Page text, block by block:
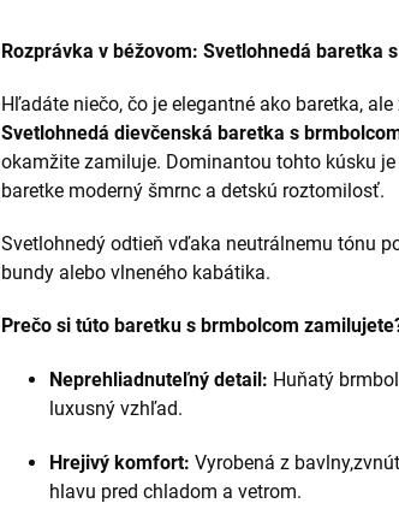
Rozprávka v béžovom: Svetlohnedá baretka
Hľadáte niečo, čo je elegantné ako baretka,
Svetlohnedá dievčenská baretka s
okamžite zamiluje. Dominantou tohto kúsku je
baretke moderný šmrnc a detskú roztomilosť.
Svetlohnedý odtieň vďaka neutrálnemu tónu
bundy alebo vlneného kabátika.
Prečo si túto baretku s brmbolcom
Neprehliadnuteľný detail: Huňatý
luxusný vzhľad.
Hrejivý komfort: Vyrobená z
hlavu pred chladom a vetrom.